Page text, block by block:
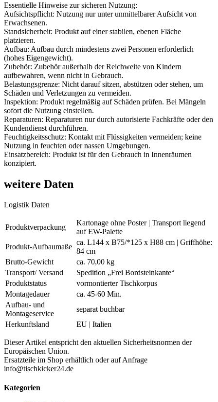
Essentielle Hinweise zur sicheren Nutzung:
Aufsichtspflicht: Nutzung nur unter unmittelbarer Aufsicht von
Erwachsenen.
Standsicherheit: Produkt auf einer stabilen, ebenen Fläche
platzieren.
Aufbau: Aufbau durch mindestens zwei Personen erforderlich
(hohes Eigengewicht).
Zubehör: Zubehör außerhalb der Reichweite von Kindern
aufbewahren, wenn nicht in Gebrauch.
Belastungsgrenze: Nicht darauf sitzen, abstützen oder stehen, um
Schäden und Verletzungen zu vermeiden.
Inspektion: Produkt regelmäßig auf Schäden prüfen. Bei Mängeln
sofort die Nutzung einstellen.
Reparaturen: Reparaturen nur durch autorisierte Fachkräfte oder den
Kundendienst durchführen.
Feuchtigkeitsschutz: Kontakt mit Flüssigkeiten vermeiden; keine
Nutzung in feuchten oder nassen Umgebungen.
Einsatzbereich: Produkt ist für den Gebrauch in Innenräumen
konzipiert.
weitere Daten
Logistik Daten
Produktverpackung
Kartonage ohne Poster | Transport liegend
auf EW-Palette
Produkt-Aufbaumaße
ca. L144 x B75/*125 x H88 cm | Griffhöhe:
84 cm
Brutto-Gewicht
ca. 70,00 kg
Transport/ Versand
Spedition „Frei Bordsteinkante“
Produktstatus
vormontierter Tischkorpus
Montagedauer
ca. 45-60 Min.
Aufbau- und
Montageservice
separat buchbar
Herkunftsland
EU | Italien
Dieser Artikel entspricht den aktuellen Sicherheitsnormen der
Europäischen Union.
Ersatzteile im Shop erhältlich oder auf Anfrage
info@tischkicker24.de
Kategorien